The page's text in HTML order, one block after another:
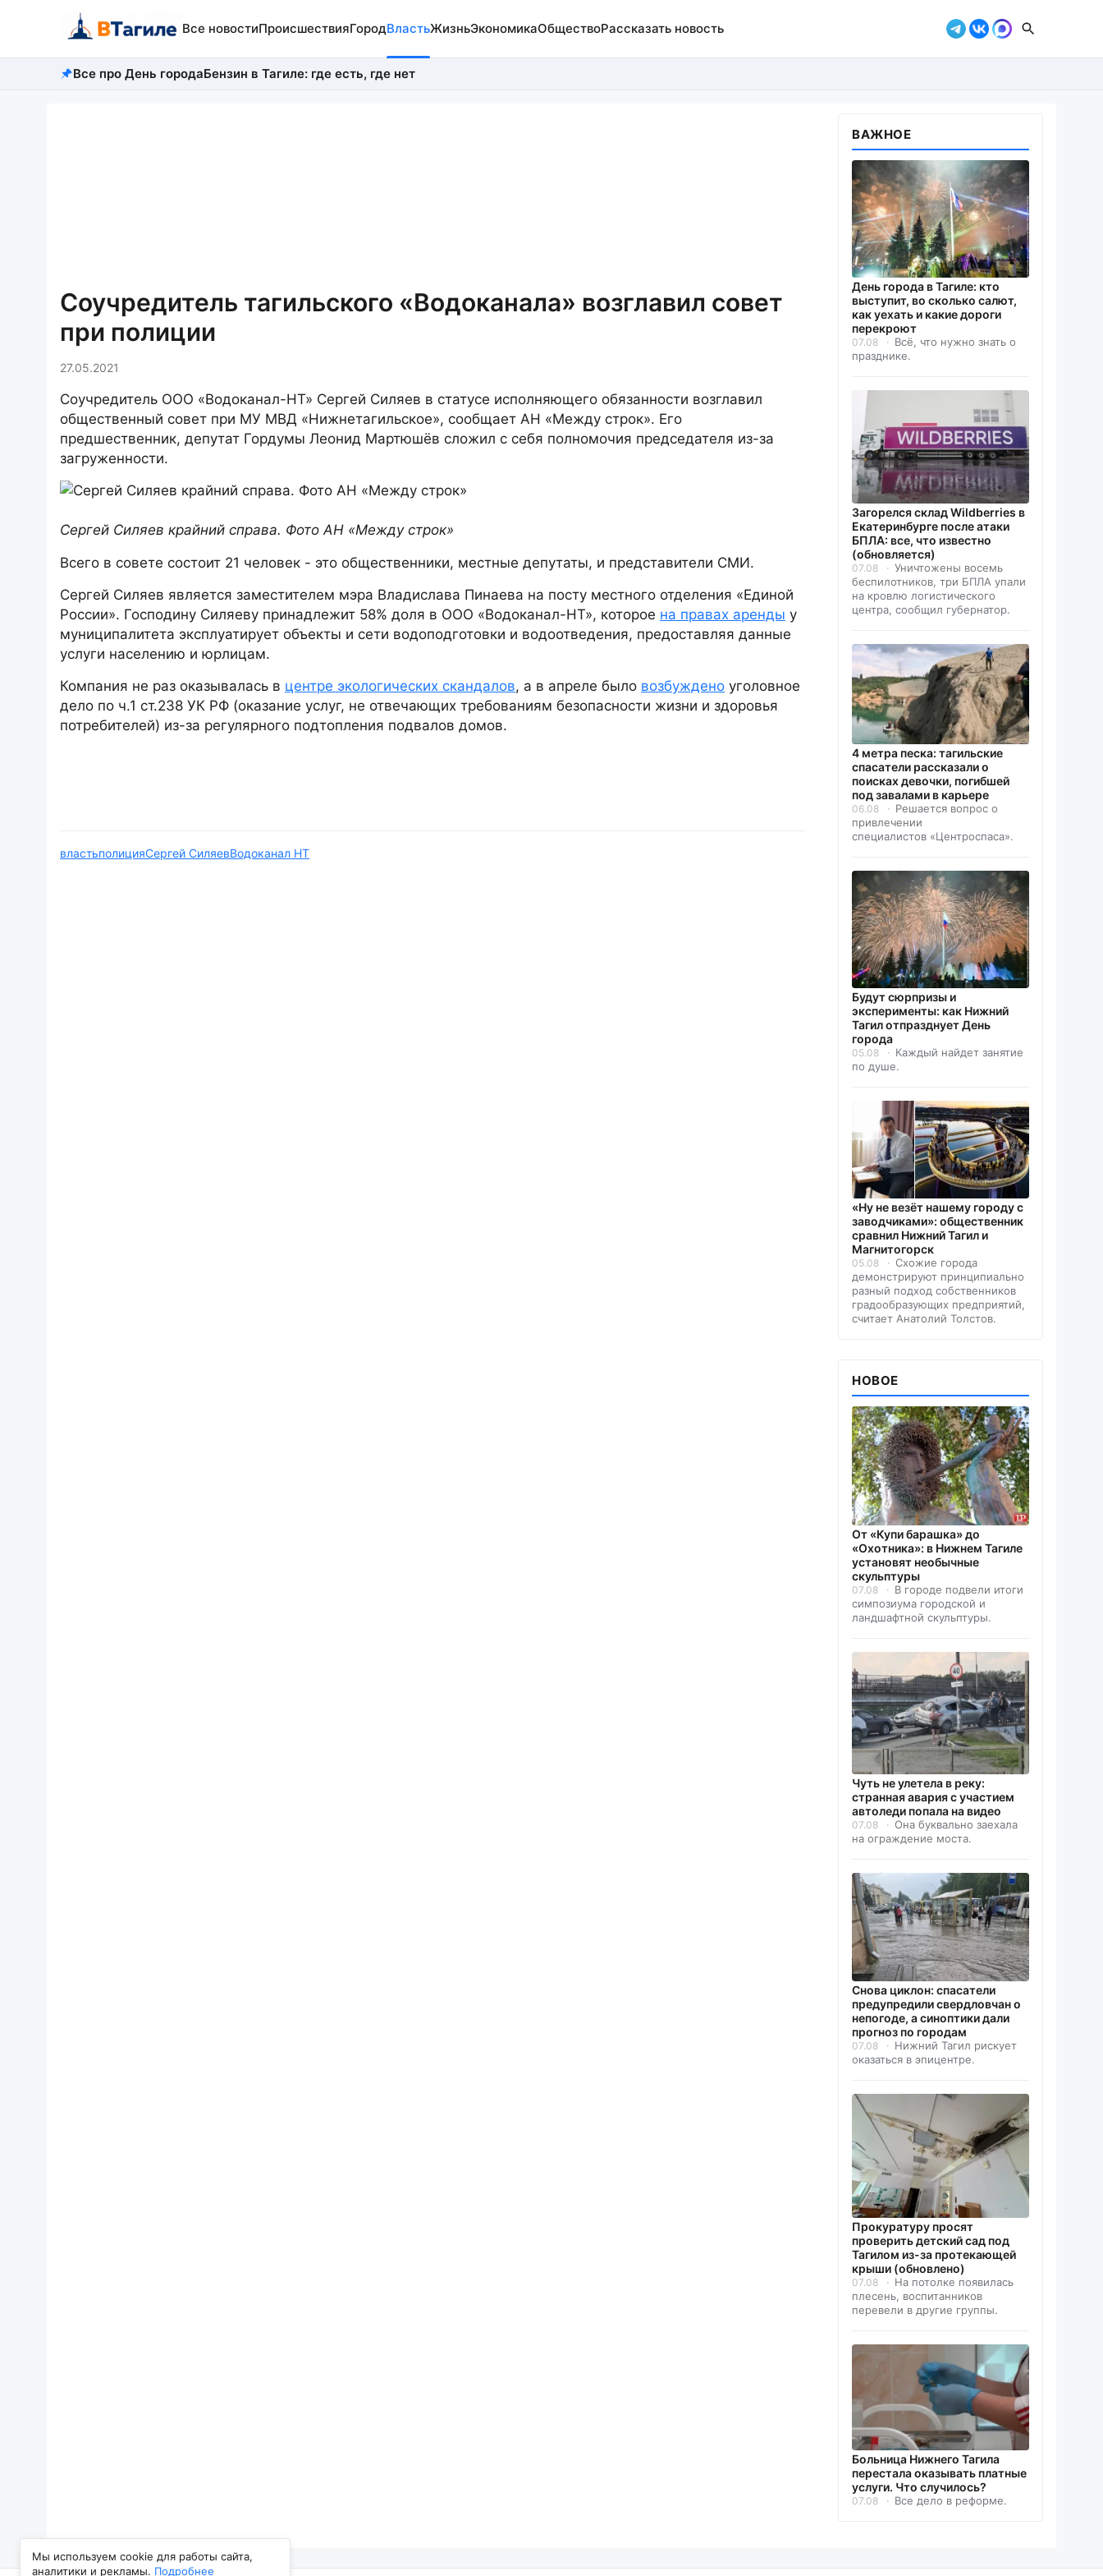
Мы используем cookie для работы сайта,
аналитики и рекламы. Подробнее
Все новостиПроисшествияГородВластьЖизньЭкономикаОбществоРассказать новость
Все про День городаБензин в Тагиле: где есть, где нет
Соучредитель тагильского «Водоканала» возглавил совет
при полиции
27.05.2021
Соучредитель ООО «Водоканал-НТ» Сергей Силяев в статусе исполняющего обязанности возглавил
общественный совет при МУ МВД «Нижнетагильское», сообщает АН «Между строк». Его
предшественник, депутат Гордумы Леонид Мартюшёв сложил с себя полномочия председателя из-за
загруженности.
Сергей Силяев крайний справа. Фото АН «Между строк»
Всего в совете состоит 21 человек - это общественники, местные депутаты, и представители СМИ.
Сергей Силяев является заместителем мэра Владислава Пинаева на посту местного отделения «Единой
России». Господину Силяеву принадлежит 58% доля в ООО «Водоканал-НТ», которое на правах аренды у
муниципалитета эксплуатирует объекты и сети водоподготовки и водоотведения, предоставляя данные
услуги населению и юрлицам.
Компания не раз оказывалась в центре экологических скандалов, а в апреле было возбуждено уголовное
дело по ч.1 ст.238 УК РФ (оказание услуг, не отвечающих требованиям безопасности жизни и здоровья
потребителей) из-за регулярного подтопления подвалов домов.
властьполицияСергей СиляевВодоканал НТ
ВАЖНОЕ
День города в Тагиле: кто
выступит, во сколько салют,
как уехать и какие дороги
перекроют
07.08
Всё, что нужно знать о
празднике.
Загорелся склад Wildberries в
Екатеринбурге после атаки
БПЛА: все, что известно
(обновляется)
07.08
Уничтожены восемь
беспилотников, три БПЛА упали
на кровлю логистического
центра, сообщил губернатор.
4 метра песка: тагильские
спасатели рассказали о
поисках девочки, погибшей
под завалами в карьере
06.08
Решается вопрос о
привлечении
специалистов «Центроспаса».
Будут сюрпризы и
эксперименты: как Нижний
Тагил отпразднует День
города
05.08
Каждый найдет занятие
по душе.
«Ну не везёт нашему городу с
заводчиками»: общественник
сравнил Нижний Тагил и
Магнитогорск
05.08
Схожие города
демонстрируют принципиально
разный подход собственников
градообразующих предприятий,
считает Анатолий Толстов.
НОВОЕ
От «Купи барашка» до
«Охотника»: в Нижнем Тагиле
установят необычные
скульптуры
07.08
В городе подвели итоги
симпозиума городской и
ландшафтной скульптуры.
Чуть не улетела в реку:
странная авария с участием
автоледи попала на видео
07.08
Она буквально заехала
на ограждение моста.
Снова циклон: спасатели
предупредили свердловчан о
непогоде, а синоптики дали
прогноз по городам
07.08
Нижний Тагил рискует
оказаться в эпицентре.
Прокуратуру просят
проверить детский сад под
Тагилом из-за протекающей
крыши (обновлено)
07.08
На потолке появилась
плесень, воспитанников
перевели в другие группы.
Больница Нижнего Тагила
перестала оказывать платные
услуги. Что случилось?
07.08 Все дело в реформе.